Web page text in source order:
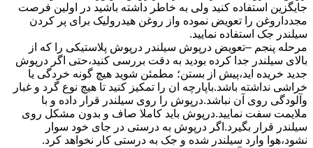
جایگزین استفاده کنید ولی به خاطر داشته باشید در اولین فرصت
مجدداروغن را تعویض نموده واز روغن هیدرولیک برای پر کردن
سیلندر جک استفاده نمایید.
مرحله پنجم –تعویض درپوش سیلندر درپوش پلاستیکی را که از
بالای سیلندر جدا کرده بودید به دقت بررسی کنید،حتی اگر درپوش
جدید خریده اید،پیش از بستن؛ مطمئن شوید هیچ گونه خردگی یا
خراشی نداشته باشد.باپارچه ان را تمکیز کنید تا هیچ نوع گرد و غبار
وآلودگی روی آن نباشد.درپوش را روی سیلندر قرار داده و با
ملایمت سفت نمایید.درپوش باید کاملا صاف و بدون مشکل روی
سیلندر قرار بگیرد.اگر درپوش به درستی در جای خود سوار
نشود،هوا وارد سیلندر شده و جک به درستی کار نخواهد کرد.